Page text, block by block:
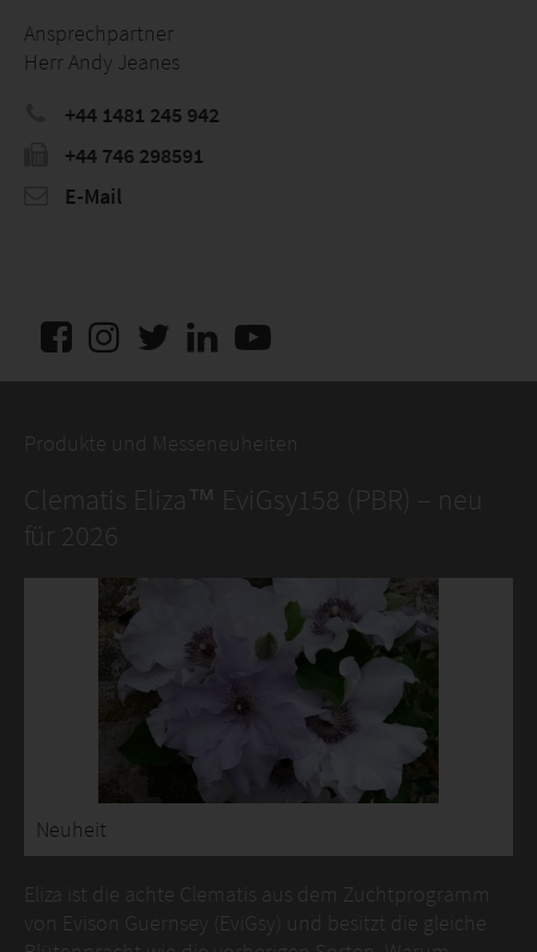
Ansprechpartner
Herr Andy Jeanes
+44 1481 245 942
+44 746 298591
E-Mail
Produkte und Messeneuheiten
Clematis Eliza™ EviGsy158 (PBR) – neu
für 2026
Neuheit
Eliza ist die achte Clematis aus dem Zuchtprogramm
von Evison Guernsey (EviGsy) und besitzt die gleiche